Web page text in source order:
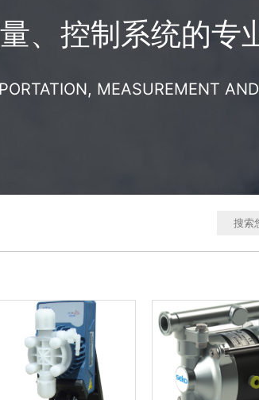
、控制系统的专
MEASUREMENT